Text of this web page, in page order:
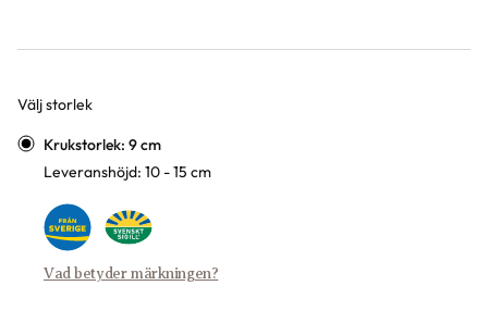
Välj storlek
Varianter
Krukstorlek: 9 cm
Leveranshöjd: 10 - 15 cm
Vad betyder märkningen?